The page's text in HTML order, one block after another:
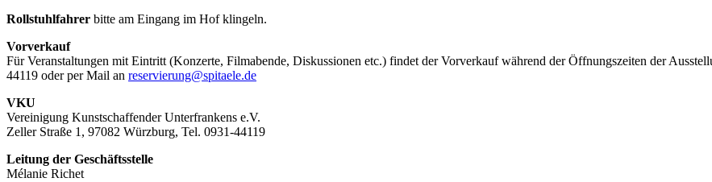
Rollstuhlfahrer bitte am Eingang im Hof klingeln.
Vorverkauf
Für Veranstaltungen mit Eintritt (Konzerte, Filmabende, Diskussionen etc.) findet der Vorverkauf während der Öffnungszeiten der
44119 oder per Mail an reservierung@spitaele.de
VKU
Vereinigung Kunstschaffender Unterfrankens e.V.
Zeller Straße 1, 97082 Würzburg, Tel. 0931-44119
Leitung der Geschäftsstelle
Mélanie Richet